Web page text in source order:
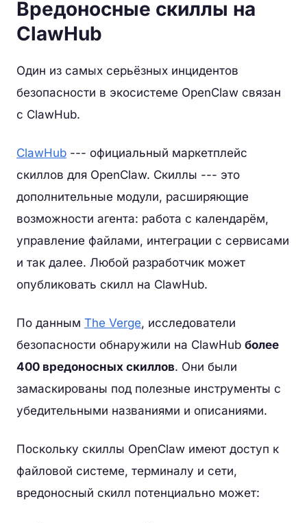
Вредоносные скиллы на
ClawHub
Один из самых серьёзных инцидентов
безопасности в экосистеме OpenClaw связан
с ClawHub.
ClawHub --- официальный маркетплейс
скиллов для OpenClaw. Скиллы --- это
дополнительные модули, расширяющие
возможности агента: работа с календарём,
управление файлами, интеграции с сервисами
и так далее. Любой разработчик может
опубликовать скилл на ClawHub.
По данным The Verge, исследователи
безопасности обнаружили на ClawHub более
400 вредоносных скиллов. Они были
замаскированы под полезные инструменты с
убедительными названиями и описаниями.
Поскольку скиллы OpenClaw имеют доступ к
файловой системе, терминалу и сети,
вредоносный скилл потенциально может: